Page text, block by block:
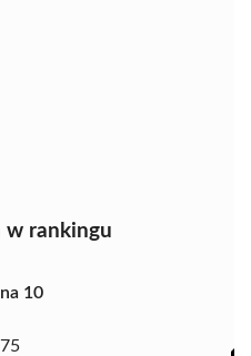
w rankingu
10